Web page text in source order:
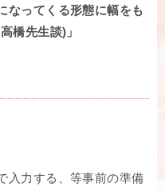
なってくる形態に幅をも
橋先生談)」
入力する、等事前の準備